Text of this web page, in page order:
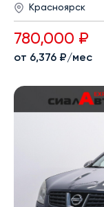
Красноярск
780,000 ₽
от 6,376 ₽/мес